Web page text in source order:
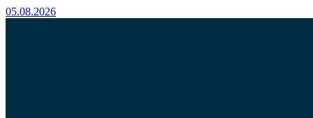
05.08.2026